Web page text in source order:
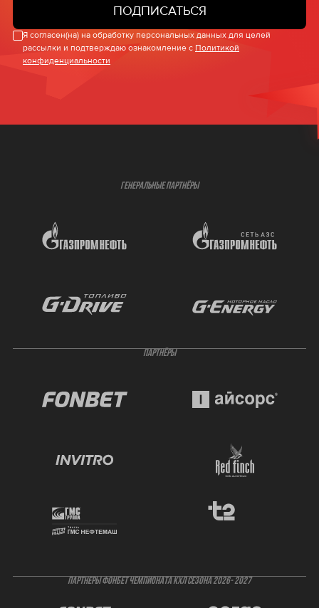
ПОДПИСАТЬСЯ
Я согласен(на) на обработку персональных данных для целей
рассылки и подтверждаю ознакомление с Политикой
конфиденциальности
ГЕНЕРАЛЬНЫЕ ПАРТНЁРЫ
ПАРТНЁРЫ
ПАРТНЕРЫ ФОНБЕТ ЧЕМПИОНАТА КХЛ СЕЗОНА 2026- 2027